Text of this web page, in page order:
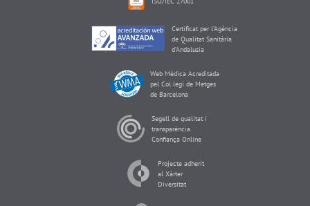
Certificat per l’Agència
de Qualitat Sanitària
d’Andalusia
Web Mèdica Acreditada
pel Col·legi de Metges
de Barcelona
Segell de qualitat i
transparència
Confiança Online
Projecte adherit
al Xàrter
Diversitat